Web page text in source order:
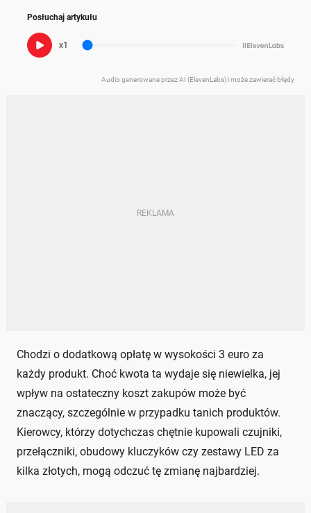
Posłuchaj artykułu
x1
Audio generowane przez AI (ElevenLabs) i może zawierać błędy
Chodzi o dodatkową opłatę w wysokości 3 euro za
każdy produkt. Choć kwota ta wydaje się niewielka, jej
wpływ na ostateczny koszt zakupów może być
znaczący, szczególnie w przypadku tanich produktów.
Kierowcy, którzy dotychczas chętnie kupowali czujniki,
przełączniki, obudowy kluczyków czy zestawy LED za
kilka złotych, mogą odczuć tę zmianę najbardziej.